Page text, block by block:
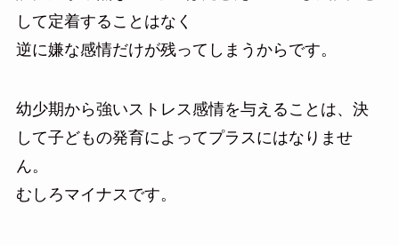
して定着することはなく
逆に嫌な感情だけが残ってしまうからです。
幼少期から強いストレス感情を与えることは、決
して子どもの発育によってプラスにはなりませ
ん。
むしろマイナスです。